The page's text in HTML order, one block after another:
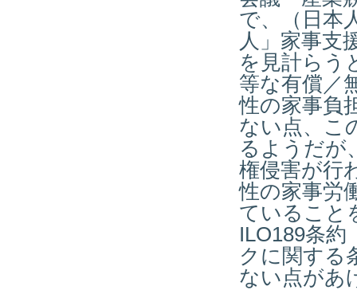
で、（日本
人」家事支
を見計らう
等な有償／
性の家事負
ない点、こ
るようだが
権侵害が行
性の家事労
ていること
ILO189条約
クに関する
ない点があ